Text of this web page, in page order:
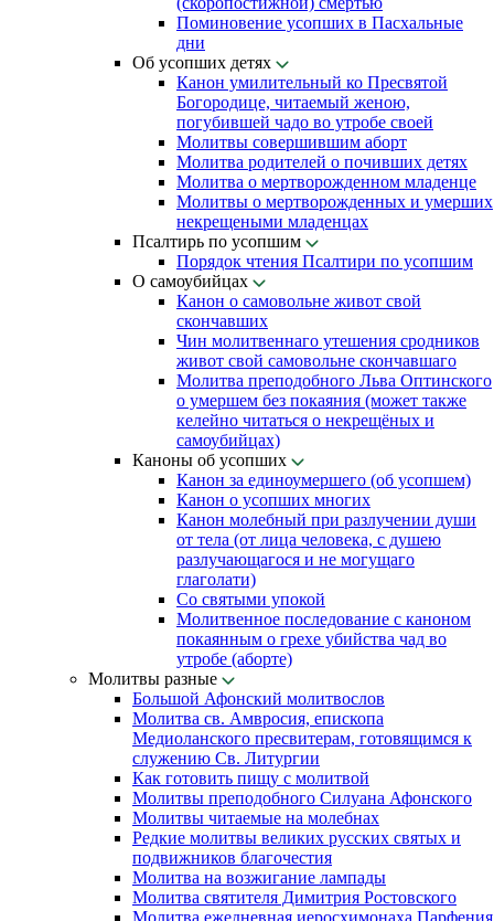
Поминовение усопших в Пасхальные
дни
Об усопших детях
Канон умилительный ко Пресвятой
Богородице, читаемый женою,
погубившей чадо во утробе своей
Молитвы совершившим аборт
Молитва родителей о почивших детях
Молитва о мертворожденном младенце
Молитвы о мертворожденных и умерших
некрещеными младенцах
Псалтирь по усопшим
Порядок чтения Псалтири по усопшим
О самоубийцах
Канон о самовольне живот свой
скончавших
Чин молитвеннаго утешения сродников
живот свой самовольне скончавшаго
Молитва преподобного Льва Оптинского
о умершем без покаяния (может также
келейно читаться о некрещёных и
самоубийцах)
Каноны об усопших
Канон за единоумершего (об усопшем)
Канон о усопших многих
Канон молебный при разлучении души
от тела (от лица человека, с душею
разлучающагося и не могущаго
глаголати)
Со святыми упокой
Молитвенное последование с каноном
покаянным о грехе убийства чад во
утробе (аборте)
Молитвы разные
Большой Афонский молитвослов
Молитва св. Амвросия, епископа
Медиоланского пресвитерам, готовящимся к
служению Св. Литургии
Как готовить пищу с молитвой
Молитвы преподобного Силуана Афонского
Молитвы читаемые на молебнах
Редкие молитвы великих русских святых и
подвижников благочестия
Молитва на возжигание лампады
Молитва святителя Димитрия Ростовского
Молитва ежедневная иеросхимонаха Парфения